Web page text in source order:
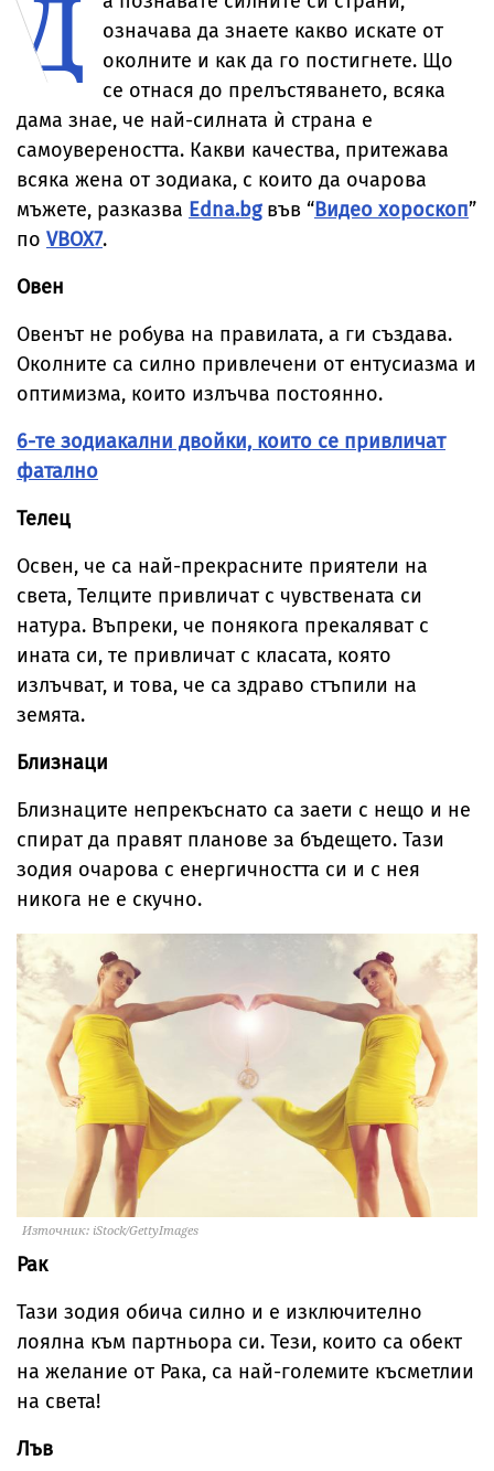
Д
означава да знаете какво искате от
околните и как да го постигнете. Що
се отнася до прелъстяването, всяка
дама знае, че най-силната ѝ страна е
самоувереността. Какви качества, притежава
всяка жена от зодиака, с които да очарова
мъжете, разказва Edna.bgвъв “Видео хороскоп”
по VBOX7.
Овен
Овенът не робува на правилата, а ги създава.
Околните са силно привлечени от ентусиазма и
оптимизма, които излъчва постоянно.
6-те зодиакални двойки, които се привличат
фатално
Телец
Освен, че са най-прекрасните приятели на
света, Телците привличат с чувствената си
натура. Въпреки, че понякога прекаляват с
ината си, те привличат с класата, която
излъчват, и това, че са здраво стъпили на
земята.
Близнаци
Близнаците непрекъснато са заети с нещо и не
спират да правят планове за бъдещето. Тази
зодия очарова с енергичността си и с нея
никога не е скучно.
Източник: iStock/GettyImages
Рак
Тази зодия обича силно и е изключително
лоялна към партньора си. Тези, които са обект
на желание от Рака, са най-големите късметлии
на света!
Лъв